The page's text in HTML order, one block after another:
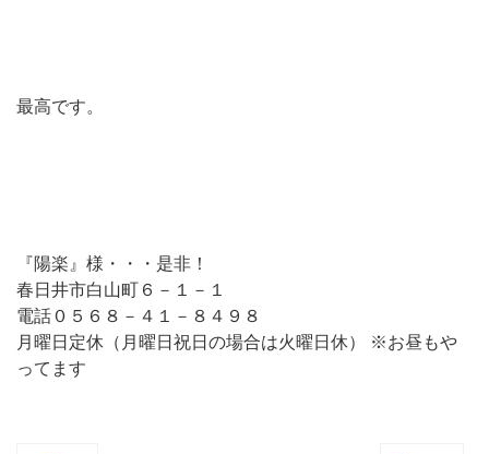
最高です。
『陽楽』様・・・是非！
春日井市白山町６－１－１
電話０５６８－４１－８４９８
月曜日定休（月曜日祝日の場合は火曜日休） ※お昼もや
ってます